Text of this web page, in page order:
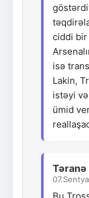
ciddi bir
isə
Lakin,
istəyi
ümid